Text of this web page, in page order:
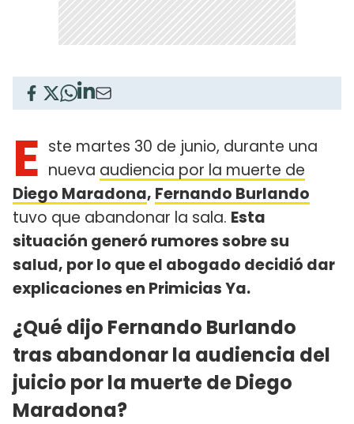
E ste martes 30 de junio, durante una
nueva audiencia por la muerte de
Diego Maradona, Fernando Burlando
tuvo que abandonar la sala. Esta
situación generó rumores sobre su
salud, por lo que el abogado decidió dar
explicaciones en Primicias Ya.
¿Qué dijo Fernando Burlando
tras abandonar la audiencia del
juicio por la muerte de Diego
Maradona?